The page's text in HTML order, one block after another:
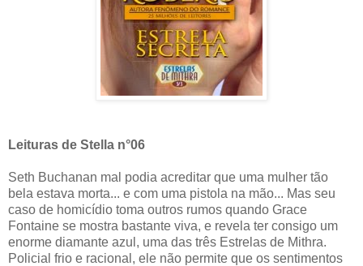
Leituras de Stella n°06
Seth Buchanan mal podia acreditar que uma mulher tão
bela estava morta... e com uma pistola na mão... Mas seu
caso de homicídio toma outros rumos quando Grace
Fontaine se mostra bastante viva, e revela ter consigo um
enorme diamante azul, uma das três Estrelas de Mithra.
Policial frio e racional, ele não permite que os sentimentos